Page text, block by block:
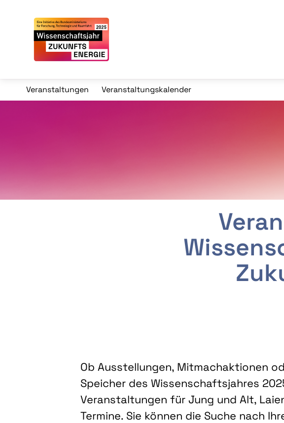
Veranstaltungen Veranstaltungskalender
Ob Ausstellungen, Mitmachaktionen
Speicher des Wissenschaftsjahres
Veranstaltungen für Jung und Alt,
Termine. Sie können die Suche nach